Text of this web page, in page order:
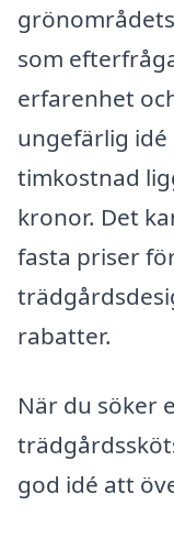
som
erfarenhet
ungefärlig idé
timkostnad
kronor. Det
fasta priser
rabatter.
När du söker
god idé att